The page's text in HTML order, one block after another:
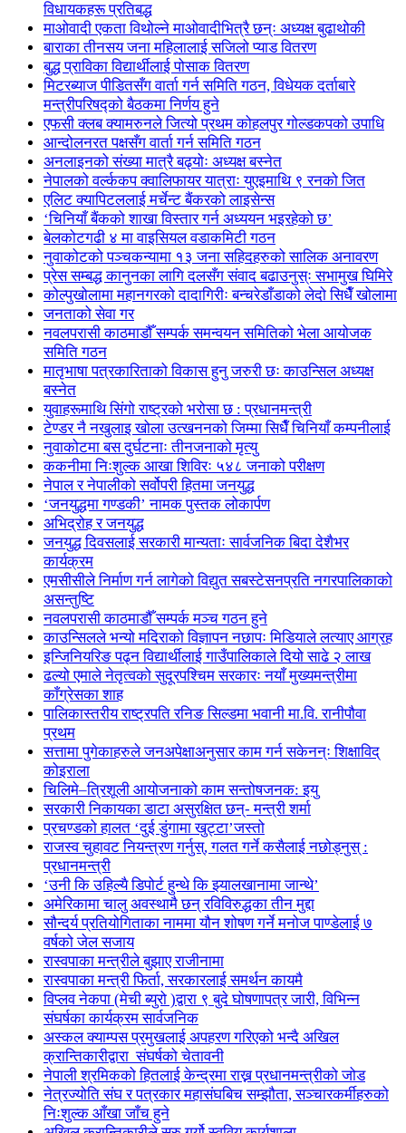
विधायकहरू प्रतिबद्ध
माओवादी एकता विथोल्ने माओवादीभित्रै छन्ः अध्यक्ष बुढाथोकी
बाराका तीनसय जना महिलालाई सजिलो प्याड वितरण
बुद्ध प्राविका विद्यार्थीलाई पोसाक वितरण
मिटरब्याज पीडितसँग वार्ता गर्न समिति गठन, विधेयक दर्ताबारे
मन्त्रीपरिषद्को बैठकमा निर्णय हुने
एफसी क्लब क्यामरुनले जित्यो प्रथम कोहलपुर गोल्डकपको उपाधि
आन्दोलनरत पक्षसँग वार्ता गर्न समिति गठन
अनलाइनको संख्या मात्रै बढ्योः अध्यक्ष बस्नेत
नेपालको वर्ल्ककप क्वालिफायर यात्राः युएइमाथि ९ रनको जित
एलिट क्यापिटललाई मर्चेन्ट बैंकरको लाइसेन्स
‘चिनियाँ बैंकको शाखा विस्तार गर्न अध्ययन भइरहेको छ’
बेलकोटगढी ४ मा वाइसियल वडाकमिटी गठन
नुवाकोटको पञ्चकन्यामा १३ जना सहिदहरुको सालिक अनावरण
प्रेस सम्बद्ध कानुनका लागि दलसँग संवाद बढाउनुस्ः सभामुख घिमिरे
कोल्पुखोलामा महानगरको दादागिरीः बन्चरेडाँडाको लेदो सिधैँ खोलामा
जनताको सेवा गर
नवलपरासी काठमाडौँ सम्पर्क समन्वयन समितिको भेला आयोजक
समिति गठन
मातृभाषा पत्रकारिताको विकास हुनु जरुरी छः काउन्सिल अध्यक्ष
बस्नेत
युवाहरूमाथि सिंगो राष्ट्रको भरोसा छ : प्रधानमन्त्री
टेण्डर नै नखुलाइ खोला उत्खननको जिम्मा सिधैँ चिनियाँ कम्पनीलाई
नुवाकोटमा बस दुर्घटनाः तीनजनाको मृत्यु
ककनीमा निःशुल्क आखा शिविरः ५४८ जनाको परीक्षण
नेपाल र नेपालीको सर्वोपरी हितमा जनयुद्ध
‘जनयुद्धमा गण्डकी’ नामक पुस्तक लोकार्पण
अभिद्रोह र जनयुद्ध
जनयुद्ध दिवसलाई सरकारी मान्यताः सार्वजनिक बिदा देशैभर
कार्यक्रम
एमसीसीले निर्माण गर्न लागेको विद्युत सबस्टेसनप्रति नगरपालिकाको
असन्तुष्टि
नवलपरासी काठमाडौँ सम्पर्क मञ्च गठन हुने
काउन्सिलले भन्यो मदिराको विज्ञापन नछापः मिडियाले लत्याए आग्रह
इन्जिनियरिङ पढ्न विद्यार्थीलाई गाउँपालिकाले दियो साढे २ लाख
ढल्यो एमाले नेतृत्वको सुदूरपश्चिम सरकारः नयाँ मुख्यमन्त्रीमा
काँग्रेसका शाह
पालिकास्तरीय राष्ट्रपति रनिङ सिल्डमा भवानी मा.वि. रानीपौवा
प्रथम
सत्तामा पुगेकाहरुले जनअपेक्षाअनुसार काम गर्न सकेनन्ः शिक्षाविद्
कोइराला
चिलिमे–त्रिशूली आयोजनाको काम सन्तोषजनक: इयु
सरकारी निकायका डाटा असुरक्षित छन्- मन्त्री शर्मा
प्रचण्डको हालत ‘दुई डुंगामा खुट्टा’जस्तो
राजस्व चुहावट नियन्त्रण गर्नुस्, गलत गर्ने कसैलाई नछोड्नुस् :
प्रधानमन्त्री
‘उनी कि उहिल्यै डिपोर्ट हुन्थे कि झ्यालखानामा जान्थे’
अमेरिकामा चालु अवस्थामै छन् रविविरुद्धका तीन मुद्दा
सौन्दर्य प्रतियोगिताका नाममा यौन शोषण गर्ने मनोज पाण्डेलाई ७
वर्षको जेल सजाय
रास्वपाका मन्त्रीले बुझाए राजीनामा
रास्वपाका मन्त्री फिर्ता, सरकारलाई समर्थन कायमै
विप्लव नेकपा (मेची ब्युरो )द्वारा ९ बुदे घोषणापत्र जारी, विभिन्न
संघर्षका कार्यक्रम सार्वजनिक
अस्कल क्याम्पस प्रमुखलाई अपहरण गरिएको भन्दै अखिल
क्रान्तिकारीद्वारा संघर्षको चेतावनी
नेपाली श्रमिकको हितलाई केन्द्रमा राख्न प्रधानमन्त्रीको जोड
नेत्रज्योति संघ र पत्रकार महासंघबिच सम्झौता, सञ्चारकर्मीहरुको
निःशुल्क आँखा जाँच हुने